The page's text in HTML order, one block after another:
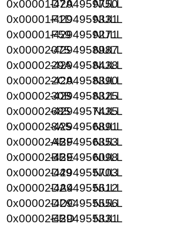
0x00001D7A-4294959750
NULL
0x00001F1D-4294959331
NULL
0x00001F59-4294959271
NULL
0x00002075-4294958987
NULL
0x0000229A-4294958438
NULL
0x000022CA-4294958390
NULL
0x0000230B-4294958325
NULL
0x00002685-4294957435
NULL
0x000028A5-4294956891
NULL
0x00002ABF-4294956353
NULL
0x00002BBE-4294956098
NULL
0x00002D49-4294955703
NULL
0x00002DA4-4294955612
NULL
0x00002DDC-4294955556
NULL
0x00002EBD-4294955331
NULL